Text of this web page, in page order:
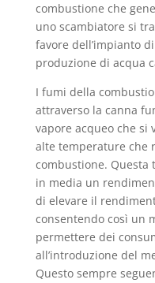
combustione che
uno scambiatore si
favore dell’impianto
produzione di acqua
I fumi della
attraverso la canna
vapore acqueo che si
alte temperature che
combustione. Questa
in media un
di elevare il
consentendo così un
permettere dei
all’introduzione del
Questo sempre